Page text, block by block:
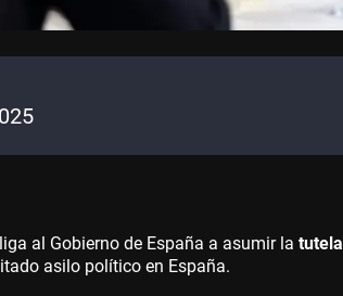
al Gobierno de España a asumir la tutela
asilo político en España.